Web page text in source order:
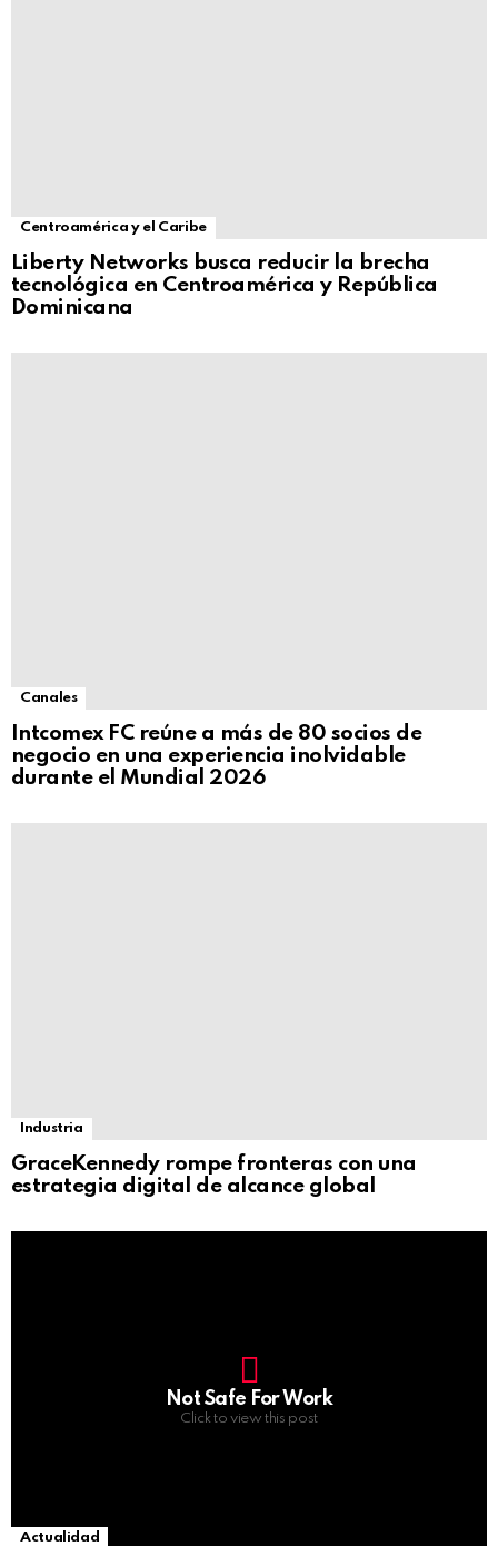
Centroamérica y el Caribe
Liberty Networks busca reducir la brecha
tecnológica en Centroamérica y República
Dominicana
Canales
Intcomex FC reúne a más de 80 socios de
negocio en una experiencia inolvidable
durante el Mundial 2026
Industria
GraceKennedy rompe fronteras con una
estrategia digital de alcance global
Not Safe For Work
Click to view this post
Actualidad